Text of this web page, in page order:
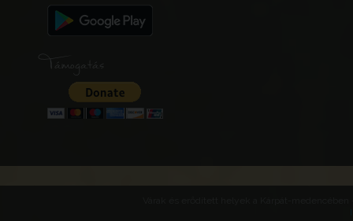
Támogatás